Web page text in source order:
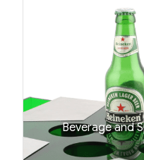
Beverage and